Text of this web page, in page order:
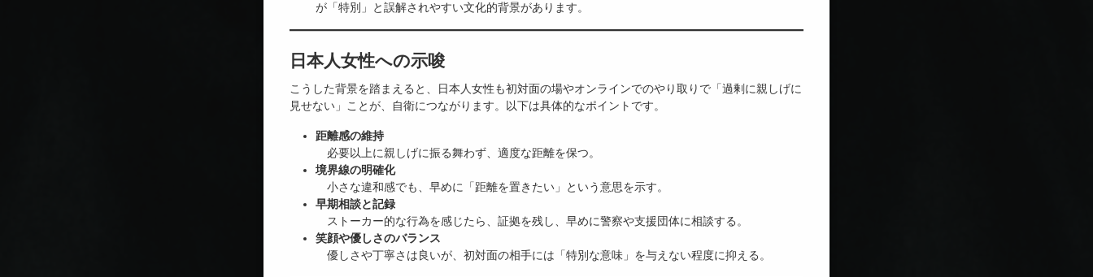
が「特別」と誤解されやすい文化的背景があります。
日本人女性への示唆
こうした背景を踏まえると、日本人女性も初対面の場やオンラインでのやり取りで「過剰に親しげに
見せない」ことが、自衛につながります。以下は具体的なポイントです。
距離感の維持
必要以上に親しげに振る舞わず、適度な距離を保つ。
境界線の明確化
小さな違和感でも、早めに「距離を置きたい」という意思を示す。
早期相談と記録
ストーカー的な行為を感じたら、証拠を残し、早めに警察や支援団体に相談する。
笑顔や優しさのバランス
優しさや丁寧さは良いが、初対面の相手には「特別な意味」を与えない程度に抑える。